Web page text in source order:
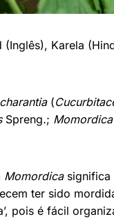
(Inglês), Karela
(
Spreng.;
Momordicasignifica
ter sido
pois é fácil